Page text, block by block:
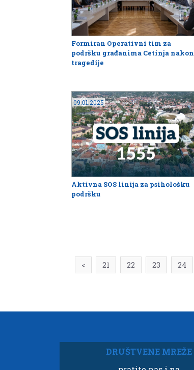
Formiran Operativni tim za
podršku građanima Cetinja nakon
tragedije
09.01.2025
Aktivna SOS linija za psihološku
podršku
< 21 22 23 24
DRUŠTVENE MREŽE